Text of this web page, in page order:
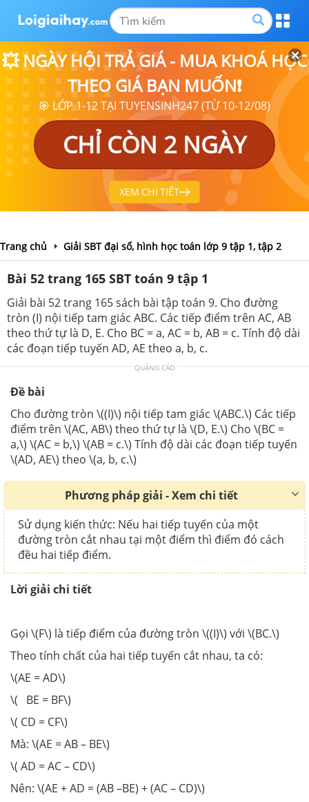
💥 NGÀY HỘI TRẢ GIÁ - MUA KHOÁ HỌC
THEO GIÁ BẠN MUỐN❗
🎯 LỚP 1-12 TẠI TUYENSINH247 (TỪ 10-12/08)
CHỈ CÒN 2 NGÀY
XEM CHI TIẾT
Trang chủ Giải SBT đại số, hình học toán lớp 9 tập 1, tập 2
Bài 52 trang 165 SBT toán 9 tập 1
Giải bài 52 trang 165 sách bài tập toán 9. Cho đường
tròn (I) nội tiếp tam giác ABC. Các tiếp điểm trên AC, AB
theo thứ tự là D, E. Cho BC = a, AC = b, AB = c. Tính độ dài
các đoạn tiếp tuyến AD, AE theo a, b, c.
QUẢNG CÁO
Đề bài
Cho đường tròn \((I)\) nội tiếp tam giác \(ABC.\) Các tiếp
điểm trên \(AC, AB\) theo thứ tự là \(D, E.\) Cho \(BC =
a,\) \(AC = b,\) \(AB = c.\) Tính độ dài các đoạn tiếp tuyến
\(AD, AE\) theo \(a, b, c.\)
Phương pháp giải - Xem chi tiết
Sử dụng kiến thức: Nếu hai tiếp tuyến của một
đường tròn cắt nhau tại một điểm thì điểm đó cách
đều hai tiếp điểm.
Lời giải chi tiết
Gọi \(F\) là tiếp điểm của đường tròn \((I)\) với \(BC.\)
Theo tính chất của hai tiếp tuyến cắt nhau, ta có:
\(AE = AD\)
\( BE = BF\)
\( CD = CF\)
Mà: \(AE = AB – BE\)
\( AD = AC – CD\)
Nên: \(AE + AD = (AB –BE) + (AC – CD)\)